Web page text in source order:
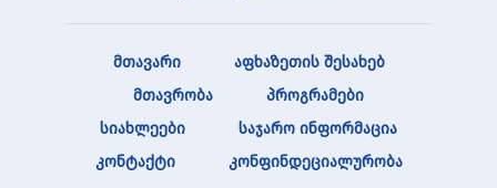
მთავარი
აფხაზეთის შესახებ
მთავრობა
პროგრამები
სიახლეები
საჯარო ინფორმაცია
კონტაქტი
კონფინდეციალურობა